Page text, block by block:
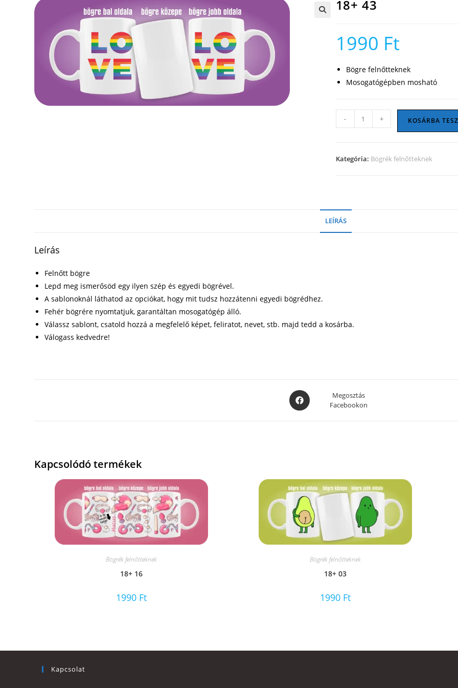
18+ 43
1990 Ft
Bögre felnőtteknek
Mosogatógépben mosható
43
- + KOSÁRBA
Kategória: Bögrék felnőtteknek
LEÍRÁS
Leírás
Felnőtt bögre
Lepd meg ismerősöd egy ilyen szép és egyedi bögrével.
A sablonoknál láthatod az opciókat, hogy mit tudsz hozzátenni egyedi bögrédhez.
Fehér bögrére nyomtatjuk, garantáltan mosogatógép álló.
Válassz sablont, csatold hozzá a megfelelő képet, feliratot, nevet, stb. majd tedd a kosárba.
Válogass kedvedre!
Opens
in
Megosztás
Facebookon
Kapcsolódó termékek
Bögrék felnőtteknek
18+ 16
1990 Ft
Bögrék felnőtteknek
18+ 03
1990 Ft
Kapcsolat